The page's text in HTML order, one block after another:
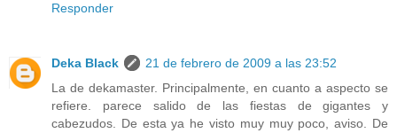
Responder
Deka Black
21 de febrero de 2009 a las 23:52
La de dekamaster. Principalmente, en cuanto a aspecto se
refiere. parece salido de las fiestas de gigantes y
cabezudos. De esta ya he visto muy muy poco, aviso. De